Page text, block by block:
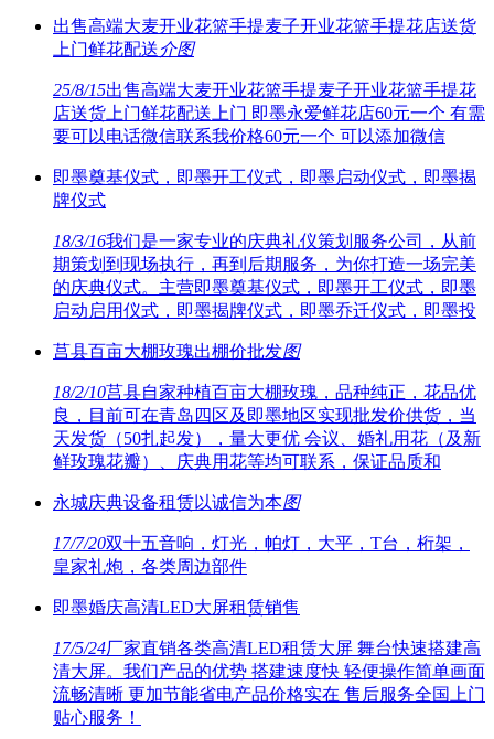
出售高端大麦开业花篮手提麦子开业花篮手提花店送货
上门鲜花配送介图
25/8/15出售高端大麦开业花篮手提麦子开业花篮手提花
店送货上门鲜花配送上门 即墨永爱鲜花店60元一个 有需
要可以电话微信联系我价格60元一个 可以添加微信
即墨奠基仪式，即墨开工仪式，即墨启动仪式，即墨揭
牌仪式
18/3/16我们是一家专业的庆典礼仪策划服务公司，从前
期策划到现场执行，再到后期服务，为你打造一场完美
的庆典仪式。主营即墨奠基仪式，即墨开工仪式，即墨
启动启用仪式，即墨揭牌仪式，即墨乔迁仪式，即墨投
莒县百亩大棚玫瑰出棚价批发图
18/2/10莒县自家种植百亩大棚玫瑰，品种纯正，花品优
良，目前可在青岛四区及即墨地区实现批发价供货，当
天发货（50扎起发），量大更优 会议、婚礼用花（及新
鲜玫瑰花瓣）、庆典用花等均可联系，保证品质和
永城庆典设备租赁以诚信为本图
17/7/20双十五音响，灯光，帕灯，大平，T台，桁架，
皇家礼炮，各类周边部件
即墨婚庆高清LED大屏租赁销售
17/5/24厂家直销各类高清LED租赁大屏 舞台快速搭建高
清大屏。我们产品的优势 搭建速度快 轻便操作简单画面
流畅清晰 更加节能省电产品价格实在 售后服务全国上门
贴心服务！